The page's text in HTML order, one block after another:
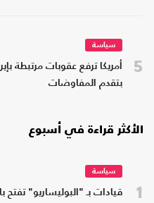
5
سياسة
أمريكا ترفع عقوبات مرتبطة
بتقدم المفاوضات
الأكثر قراءة في أسبوع
1
سياسة
قيادات بـ "البوليساريو"